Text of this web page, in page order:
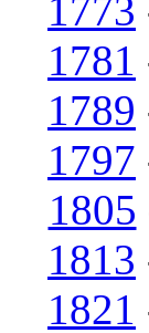
1773
1781
1789
1797
1805
1813
1821